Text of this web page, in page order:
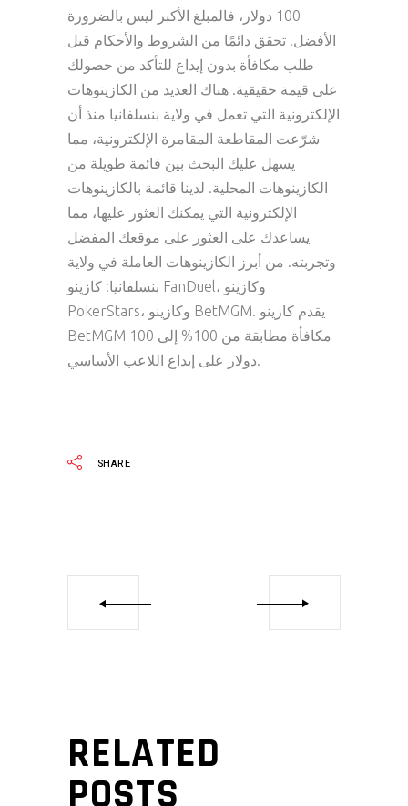
100 دولار، فالمبلغ الأكبر ليس بالضرورة
الأفضل. تحقق دائمًا من الشروط والأحكام قبل
طلب مكافأة بدون إيداع للتأكد من حصولك
على قيمة حقيقية. هناك العديد من الكازينوهات
الإلكترونية التي تعمل في ولاية بنسلفانيا منذ أن
شرّعت المقاطعة المقامرة الإلكترونية، مما
يسهل عليك البحث بين قائمة طويلة من
الكازينوهات المحلية. لدينا قائمة بالكازينوهات
الإلكترونية التي يمكنك العثور عليها، مما
يساعدك على العثور على موقعك المفضل
وتجربته. من أبرز الكازينوهات العاملة في ولاية
بنسلفانيا: كازينو FanDuel، وكازينو
PokerStars، وكازينو BetMGM. يقدم كازينو
BetMGM مكافأة مطابقة من 100% إلى 100
دولار على إيداع اللاعب الأساسي.
SHARE
RELATED
POSTS